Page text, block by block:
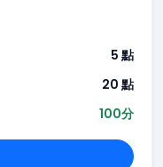
5 點
20 點
100分